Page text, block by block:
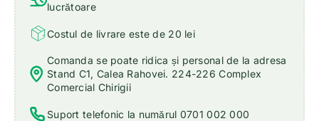
lucrătoare
Costul de livrare este de 20 lei
Comanda se poate ridica și personal de la adresa
Stand C1, Calea Rahovei. 224-226 Complex
Comercial Chirigii
Suport telefonic la numărul 0701 002 000